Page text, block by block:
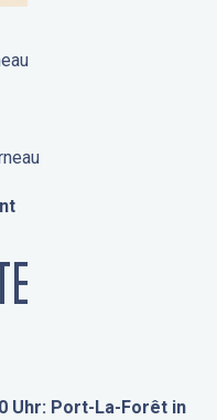
Uhr: Port-La-Forêt in